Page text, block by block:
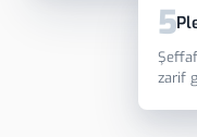
5
zarif